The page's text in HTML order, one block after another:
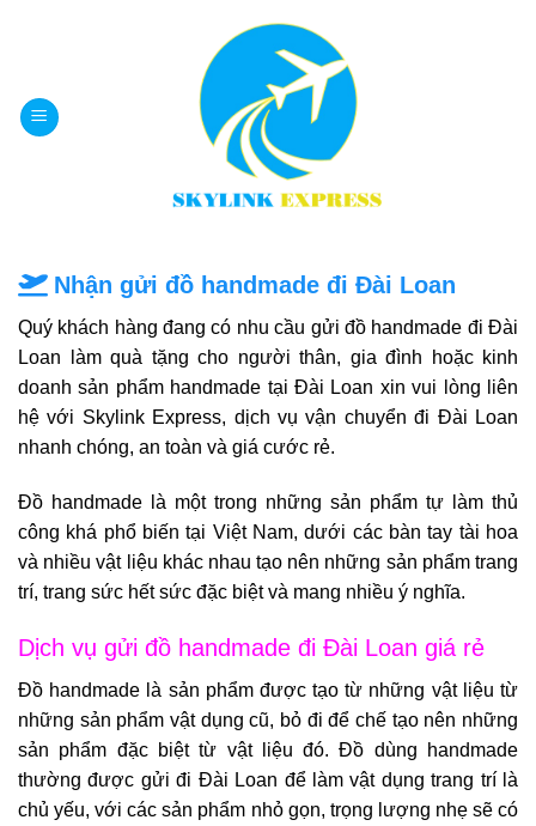
dung
Nhận gửi đồ handmade đi Đài Loan
Quý khách hàng đang có nhu cầu gửi đồ handmade đi Đài
Loan làm quà tặng cho người thân, gia đình hoặc kinh
doanh sản phẩm handmade tại Đài Loan xin vui lòng liên
hệ với Skylink Express, dịch vụ vận chuyển đi Đài Loan
nhanh chóng, an toàn và giá cước rẻ.
Đồ handmade là một trong những sản phẩm tự làm thủ
công khá phổ biến tại Việt Nam, dưới các bàn tay tài hoa
và nhiều vật liệu khác nhau tạo nên những sản phẩm trang
trí, trang sức hết sức đặc biệt và mang nhiều ý nghĩa.
Dịch vụ gửi đồ handmade đi Đài Loan giá rẻ
Đồ handmade là sản phẩm được tạo từ những vật liệu từ
những sản phẩm vật dụng cũ, bỏ đi để chế tạo nên những
sản phẩm đặc biệt từ vật liệu đó. Đồ dùng handmade
thường được gửi đi Đài Loan để làm vật dụng trang trí là
chủ yếu, với các sản phẩm nhỏ gọn, trọng lượng nhẹ sẽ có